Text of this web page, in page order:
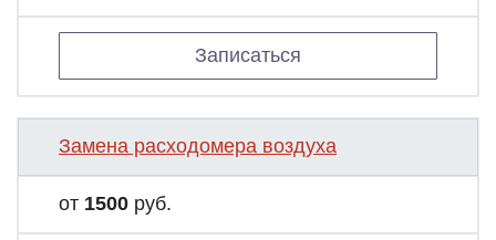
Записаться
Замена расходомера воздуха
от 1500 руб.